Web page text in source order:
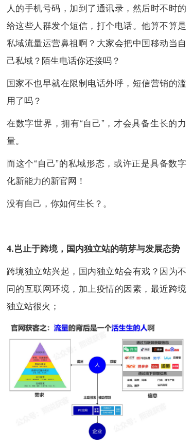
人的手机号码，加到了通讯录，然后时不时的
给这些人群发个短信，打个电话。他算不算是
私域流量运营鼻祖啊？大家会把中国移动当自
己私域？陌生电话你还接吗？
国家不也早就在限制电话外呼，短信营销的滥
用了吗？
在数字世界，拥有“自己”，才会具备生长的力
量。
而这个“自己”的私域形态，或许正是具备数字
化新能力的新官网！
没有自己，你如何生长？。
4.岂止于跨境，国内独立站的萌芽与发展态势
跨境独立站兴起，国内独立站会有戏？因为不
同的互联网环境，加上疫情的因素，最近跨境
独立站很火；